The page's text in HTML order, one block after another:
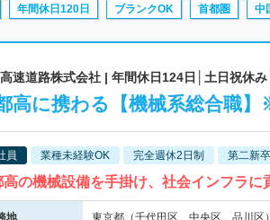
年間休日120日 ブランクOK 首都圏 中
速道路株式会社 | 年間休日124日│土日祝休
高に携わる【機械系総合職
員 業種未経験OK 完全週休2日制 第二新
高の機械設備を手掛け、社会インフラに
地
東京都（千代田区、中央区、品川区